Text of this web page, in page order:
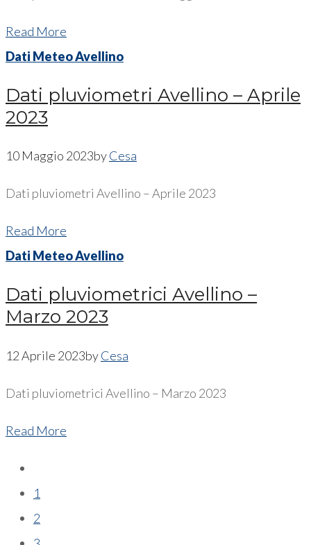
Read More
Dati Meteo Avellino
Dati pluviometri Avellino – Aprile
2023
10 Maggio 2023byCesa
Dati pluviometri Avellino – Aprile 2023
Read More
Dati Meteo Avellino
Dati pluviometrici Avellino –
Marzo 2023
12 Aprile 2023byCesa
Dati pluviometrici Avellino – Marzo 2023
Read More
1
2